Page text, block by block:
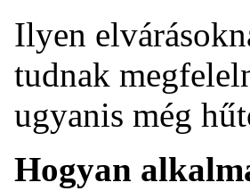
Ilyen
tudnak
ugyanis még
Hogyan